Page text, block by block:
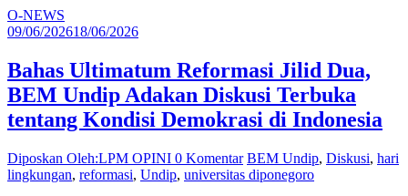
O-NEWS
09/06/202618/06/2026
Bahas Ultimatum Reformasi Jilid Dua,
BEM Undip Adakan Diskusi Terbuka
tentang Kondisi Demokrasi di Indonesia
Diposkan Oleh:LPM OPINI 0 Komentar BEM Undip, Diskusi, hari
lingkungan, reformasi, Undip, universitas diponegoro